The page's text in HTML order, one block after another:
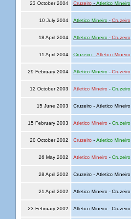
23 October 2004 Cruzeiro - Atletico Mineiro
10 July 2004 Atletico Mineiro- Cruzeiro
18 April 2004 Atletico Mineiro- Cruzeiro
11 April 2004 Cruzeiro- Atletico Mineiro
29 February 2004 Atletico Mineiro- Cruzeiro
12 October 2003 Atletico Mineiro - Cruzeiro
15 June 2003 Cruzeiro - Atletico Mineiro
15 February 2003 Atletico Mineiro - Cruzeiro
20 October 2002 Cruzeiro - Atletico Mineiro
26 May 2002 Atletico Mineiro - Cruzeiro
28 April 2002 Cruzeiro - Atletico Mineiro
21 April 2002 Atletico Mineiro - Cruzeiro
23 February 2002 Atletico Mineiro - Cruzeiro